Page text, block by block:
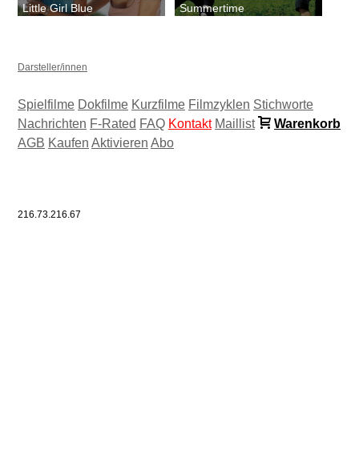
Little Girl Blue Summertime
Darsteller/innen
Spielfilme Dokfilme Kurzfilme Filmzyklen Stichworte
Nachrichten F-Rated FAQ Kontakt Maillist
Warenkorb
AGB Kaufen Aktivieren Abo
216.73.216.67